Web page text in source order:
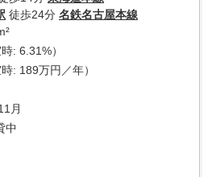
徒歩24分 名鉄名古屋本線
: 6.31%）
: 189万円／年）
月
中